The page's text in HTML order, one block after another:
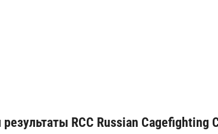
RCC Russian Cagefighting